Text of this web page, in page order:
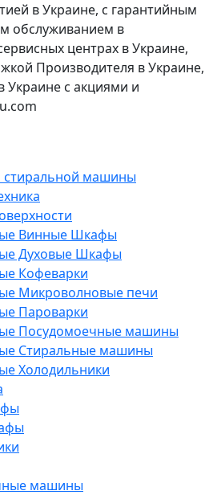
в Украине, с гарантийным
обслуживанием в
центрах в Украине,
Производителя в Украине,
Украине с акциями и
стиральной машины
Винные Шкафы
Духовые Шкафы
Кофеварки
Микроволновые печи
Пароварки
Посудомоечные машины
Стиральные машины
Холодильники
машины